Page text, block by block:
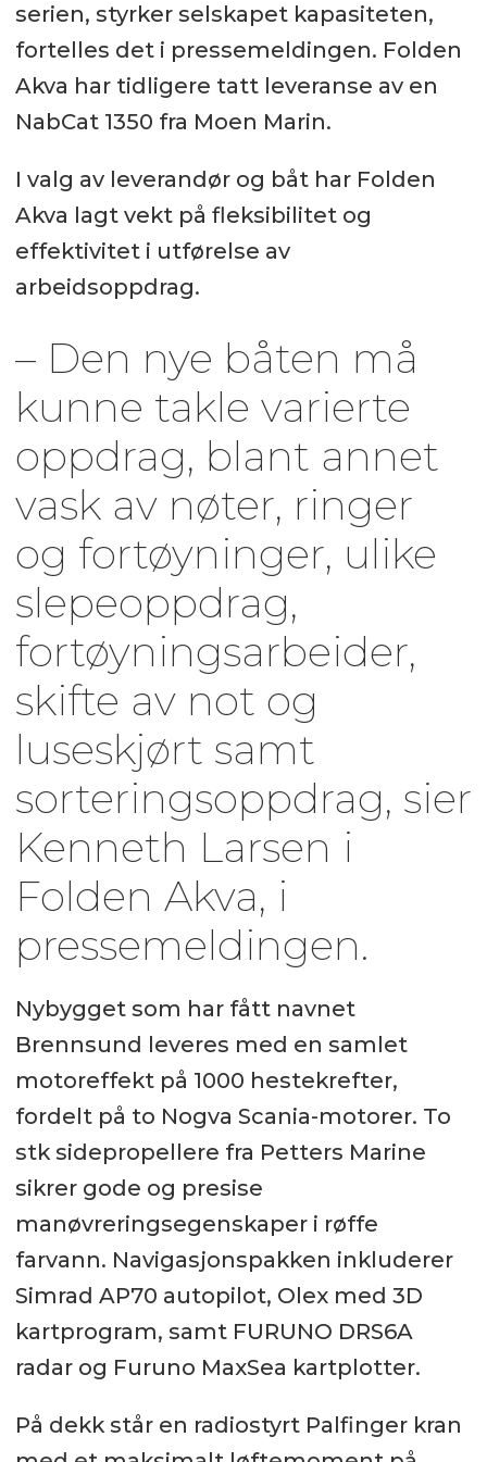
serien, styrker selskapet kapasiteten,
fortelles det i pressemeldingen. Folden
Akva har tidligere tatt leveranse av en
NabCat 1350 fra Moen Marin.
I valg av leverandør og båt har Folden
Akva lagt vekt på fleksibilitet og
effektivitet i utførelse av
arbeidsoppdrag.
– Den nye båten må
kunne takle varierte
oppdrag, blant annet
vask av nøter, ringer
og fortøyninger, ulike
slepeoppdrag,
fortøyningsarbeider,
skifte av not og
luseskjørt samt
sorteringsoppdrag, sier
Kenneth Larsen i
Folden Akva, i
pressemeldingen.
Nybygget som har fått navnet
Brennsund leveres med en samlet
motoreffekt på 1000 hestekrefter,
fordelt på to Nogva Scania-motorer. To
stk sidepropellere fra Petters Marine
sikrer gode og presise
manøvreringsegenskaper i røffe
farvann. Navigasjonspakken inkluderer
Simrad AP70 autopilot, Olex med 3D
kartprogram, samt FURUNO DRS6A
radar og Furuno MaxSea kartplotter.
På dekk står en radiostyrt Palfinger kran